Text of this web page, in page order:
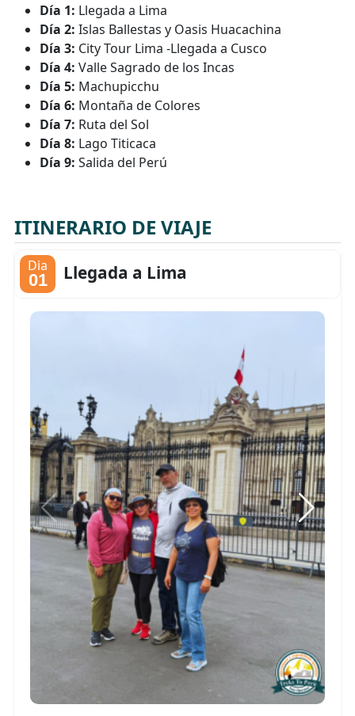
Día 1: Llegada a Lima
Día 2: Islas Ballestas y Oasis Huacachina
Día 3: City Tour Lima -Llegada a Cusco
Día 4: Valle Sagrado de los Incas
Día 5: Machupicchu
Día 6: Montaña de Colores
Día 7: Ruta del Sol
Día 8: Lago Titicaca
Día 9: Salida del Perú
ITINERARIO DE VIAJE
Dia
01 Llegada a Lima